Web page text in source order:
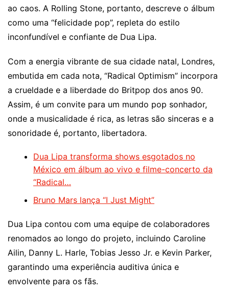
ao caos. A Rolling Stone, portanto, descreve o álbum
como uma “felicidade pop”, repleta do estilo
inconfundível e confiante de Dua Lipa.
Com a energia vibrante de sua cidade natal, Londres,
embutida em cada nota, “Radical Optimism” incorpora
a crueldade e a liberdade do Britpop dos anos 90.
Assim, é um convite para um mundo pop sonhador,
onde a musicalidade é rica, as letras são sinceras e a
sonoridade é, portanto, libertadora.
Dua Lipa transforma shows esgotados no
México em álbum ao vivo e filme-concerto da
“Radical…
Bruno Mars lança “I Just Might”
Dua Lipa contou com uma equipe de colaboradores
renomados ao longo do projeto, incluindo Caroline
Ailin, Danny L. Harle, Tobias Jesso Jr. e Kevin Parker,
garantindo uma experiência auditiva única e
envolvente para os fãs.